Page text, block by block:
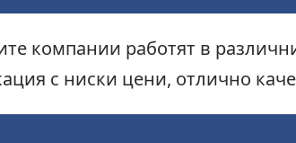
компании работят в
с ниски цени, отлично